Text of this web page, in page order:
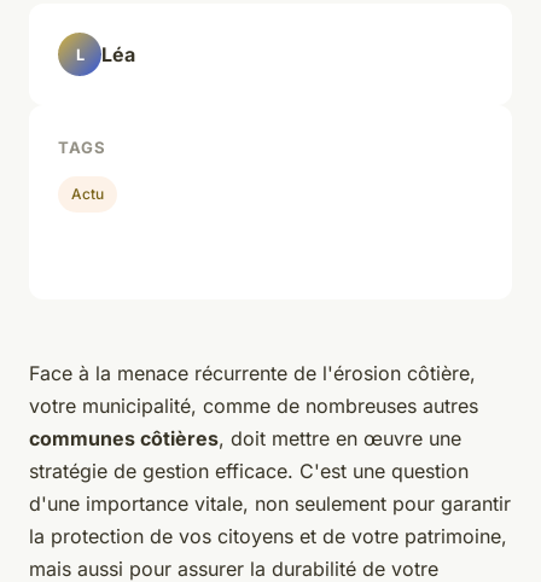
Face à la menace récurrente de l'érosion côtière,
votre municipalité, comme de nombreuses autres
communes côtières, doit mettre en œuvre une
stratégie de gestion efficace. C'est une question
d'une importance vitale, non seulement pour garantir
la protection de vos citoyens et de votre patrimoine,
mais aussi pour assurer la durabilité de votre
L Léa
TAGS
Actu